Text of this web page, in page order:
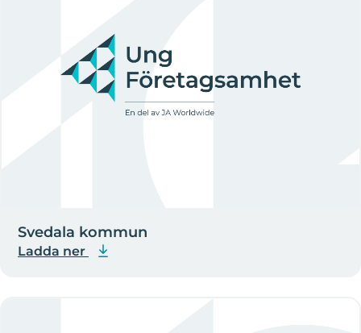
Svedala kommun
Ladda ner